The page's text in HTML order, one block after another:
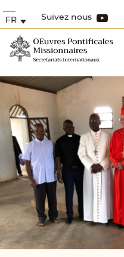
Suivez nous
FR